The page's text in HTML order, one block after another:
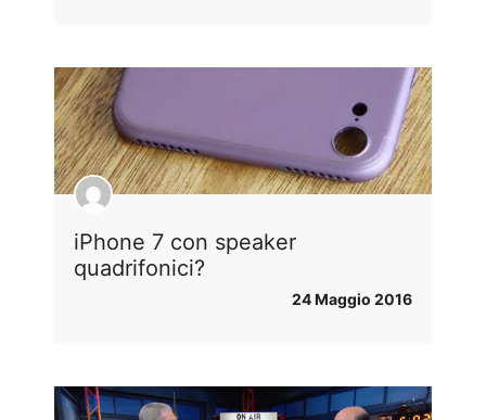
iPhone 7 con speaker
quadrifonici?
24 Maggio 2016